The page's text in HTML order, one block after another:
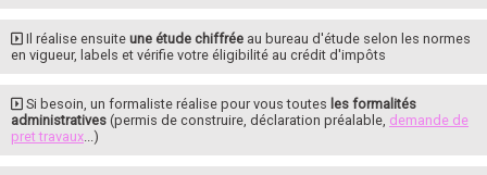
Il réalise ensuiteune étude chiffrée au bureau d'étude selon les normes
en vigueur, labels et vérifie votre éligibilité au crédit d'impôts
Si besoin, un formaliste réalise pour vous toutes les formalités
administratives (permis de construire, déclaration préalable, demande de
pret travaux...)